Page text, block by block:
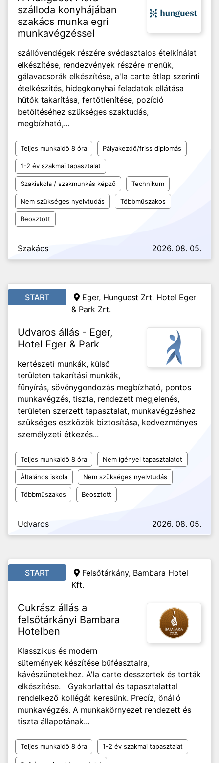
szálloda konyhájában
szakács munka egri
munkavégzéssel
szállóvendégek részére svédasztalos ételkínálat
elkészítése, rendezvények részére menük,
gálavacsorák elkészítése, a'la carte étlap szerinti
ételkészítés, hidegkonyhai feladatok ellátása
hűtők takarítása, fertőtlenítése, pozíció
betöltéséhez szükséges szaktudás,
megbízható,...
Teljes munkaidő 8 óra Pályakezdő/friss diplomás
1-2 év szakmai tapasztalat
Szakiskola / szakmunkás képző Technikum
Nem szükséges nyelvtudás Többműszakos
Beosztott
Szakács 2026. 08. 05.
START
Eger, Hunguest Zrt. Hotel Eger
& Park Zrt.
Udvaros állás - Eger,
Hotel Eger & Park
kertészeti munkák, külső
területen takarítási munkák,
fűnyírás, sövénygondozás megbízható, pontos
munkavégzés, tiszta, rendezett megjelenés,
területen szerzett tapasztalat, munkavégzéshez
szükséges eszközök biztosítása, kedvezményes
személyzeti étkezés...
Teljes munkaidő 8 óra Nem igényel tapasztalatot
Általános iskola Nem szükséges nyelvtudás
Többműszakos Beosztott
Udvaros 2026. 08. 05.
START
Felsőtárkány, Bambara Hotel
Kft.
Cukrász állás a
felsőtárkányi Bambara
Hotelben
Klasszikus és modern
sütemények készítése büféasztalra,
kávészünetekhez. A'la carte desszertek és torták
elkészítése. Gyakorlattal és tapasztalattal
rendelkező kollégát keresünk. Precíz, önálló
munkavégzés. A munkakörnyezet rendezett és
tiszta állapotának...
Teljes munkaidő 8 óra 1-2 év szakmai tapasztalat